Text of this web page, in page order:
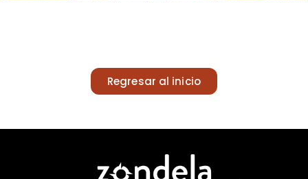
Regresar al inicio